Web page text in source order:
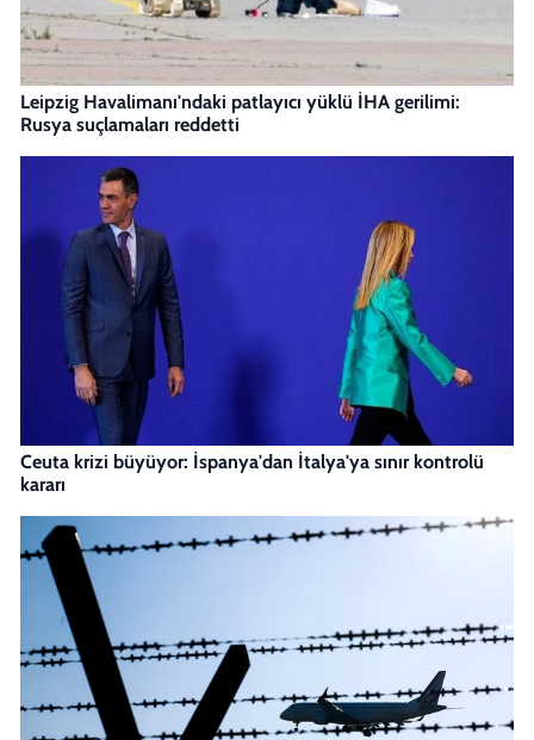
Leipzig Havalimanı'ndaki patlayıcı yüklü İHA gerilimi:
Rusya suçlamaları reddetti
Ceuta krizi büyüyor: İspanya'dan İtalya'ya sınır kontrolü
kararı